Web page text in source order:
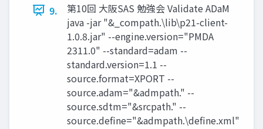
9.
第10回 大阪SAS 勉強会 Validate ADaM
java -jar "&_compath.\lib\p21-client-
1.0.8.jar" --engine.version="PMDA
2311.0" --standard=adam --
standard.version=1.1 --
source.format=XPORT --
source.adam="&admpath." --
source.sdtm="&srcpath." --
source.define="&admpath.\define.xml"